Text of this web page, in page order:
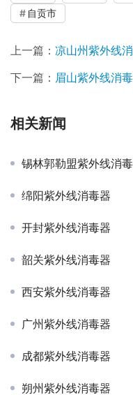
自贡市
上一篇： 凉山州紫外线
下一篇： 眉山紫外线消
相关新闻
锡林郭勒盟紫外线消
绵阳紫外线消毒器
开封紫外线消毒器
韶关紫外线消毒器
西安紫外线消毒器
广州紫外线消毒器
成都紫外线消毒器
朔州紫外线消毒器